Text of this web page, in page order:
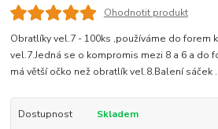
Ohodnotit produkt
Obratlíky vel.7 - 100ks ,používáme do forem
vel.7.Jedná se o kompromis mezi 8 a 6 a do
má větší očko než obratlík vel.8.Balení sáček .
Dostupnost
Skladem